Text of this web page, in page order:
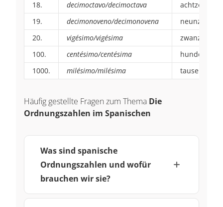
18. decimoctavo/decimoctava
19.
decimonoveno/decimonovena
20.
vigésimo/vigésima
100.
centésimo/centésima
1000.
milésimo/milésima
Häufig gestellte Fragen zum Thema Die
Ordnungszahlen im Spanischen
Was sind spanische
Ordnungszahlen und wofür
brauchen wir sie?